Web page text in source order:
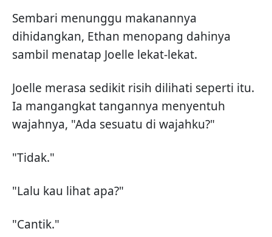
Sembari menunggu makanannya
dihidangkan, Ethan menopang dahinya
sambil menatap Joelle lekat-lekat.
Joelle merasa sedikit risih dilihati seperti itu.
Ia mangangkat tangannya menyentuh
wajahnya, "Ada sesuatu di wajahku?"
"Tidak."
"Lalu kau lihat apa?"
"Cantik."